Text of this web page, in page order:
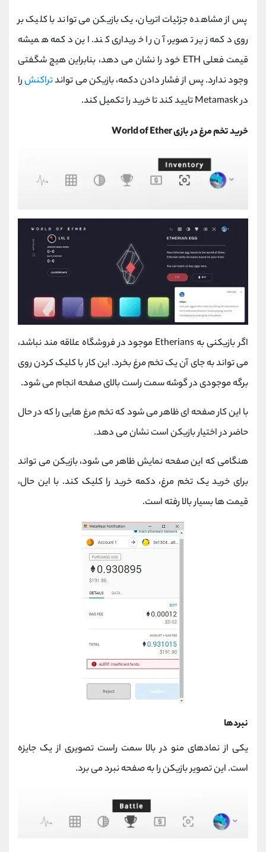
پس از مشاهده جزئیات اتریان، یک بازیکن می تواند با کلیک بر
روی دکمه زیر تصویر، آن را خریداری کند. این دکمه همیشه
قیمت فعلی ETH خود را نشان می دهد، بنابراین هیچ شگفتی
وجود ندارد. پس از فشار دادن دکمه، بازیکن می تواندتراکنشرا
در Metamask تایید کند تا خرید را تکمیل کند.
خرید تخم مرغ در بازی World of Ether
اگر بازیکنی به Etherians موجود در فروشگاه علاقه مند نباشد،
می تواند به جای آن یک تخم مرغ بخرد. این کار با کلیک کردن روی
برگه موجودی در گوشه سمت راست بالای صفحه انجام می شود.
با این کار صفحه‌ ای ظاهر می‌ شود که تخم مرغ ‌هایی را که در حال
حاضر در اختیار بازیکن است نشان می ‌دهد.
هنگامی که این صفحه نمایش ظاهر می شود، بازیکن می تواند
برای خرید یک تخم مرغ، دکمه خرید را کلیک کند. با این حال،
قیمت ها بسیار بالا رفته است.
نبردها
یکی از نمادهای منو در بالا سمت راست تصویری از یک جایزه
است. این تصویر بازیکن را به صفحه نبرد می برد.